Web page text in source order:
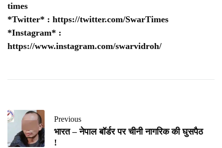
times
*Twitter* : https://twitter.com/SwarTimes
*Instagram* :
https://www.instagram.com/swarvidroh/
Previous
भारत – नेपाल बॉर्डर पर चीनी नागरिक की घुसपैठ
!